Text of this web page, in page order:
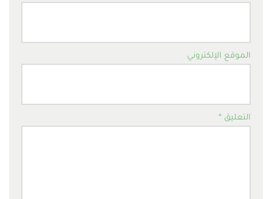
الموقع الإلكتروني
التعليق *